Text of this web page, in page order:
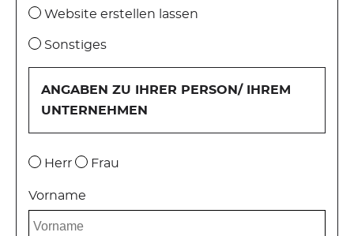
Website erstellen lassen
Sonstiges
ANGABEN ZU IHRER PERSON/ IHREM
UNTERNEHMEN
Herr Frau
Vorname